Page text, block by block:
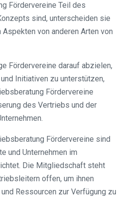
Fördervereine Teil des
sind, unterscheiden sie
von anderen Arten von
Fördervereine darauf abzielen,
Initiativen zu unterstützen,
Fördervereine
des Vertriebs und der
Fördervereine sind
und Unternehmen im
Die Mitgliedschaft steht
offen, um ihnen
Ressourcen zur Verfügung zu